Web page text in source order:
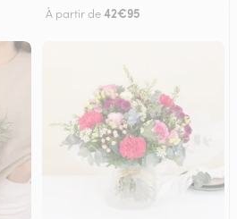
À partir de42€95